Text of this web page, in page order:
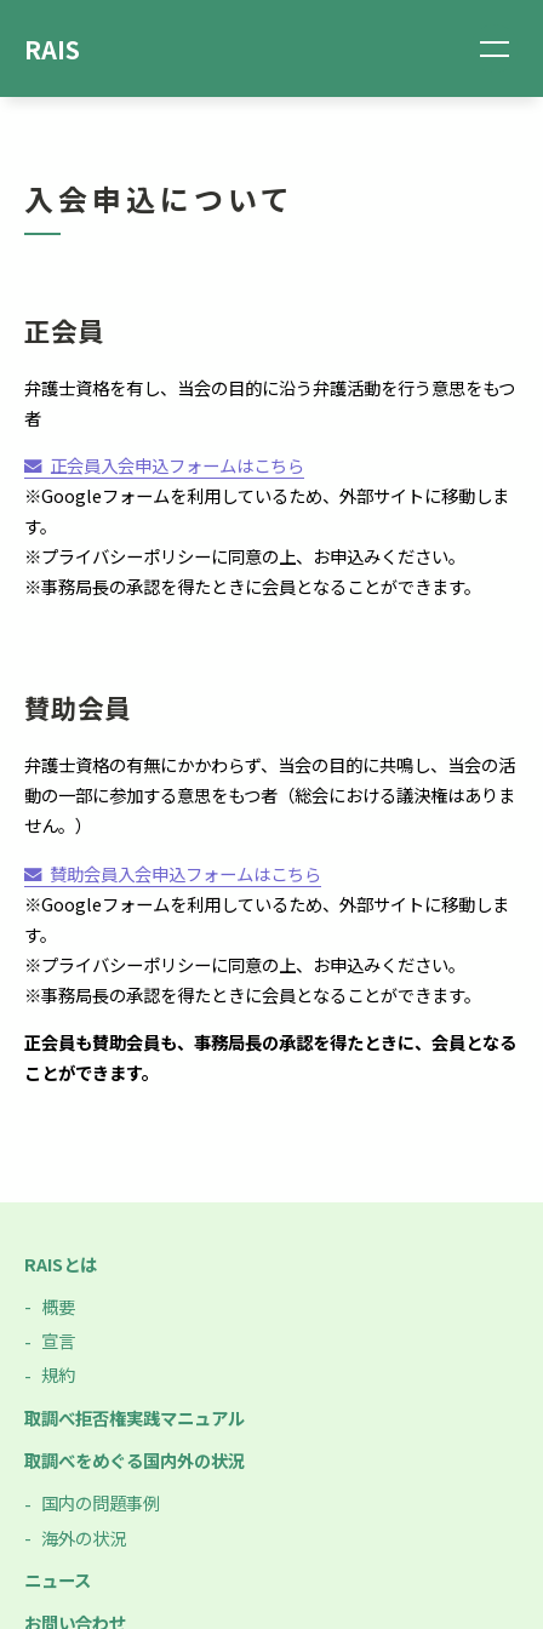
RAIS
入会申込について
正会員
弁護士資格を有し、当会の目的に沿う弁護活動を行う意思をもつ
者
正会員入会申込フォームはこちら
※Googleフォームを利用しているため、外部サイトに移動しま
す。
※プライバシーポリシーに同意の上、お申込みください。
※事務局長の承認を得たときに会員となることができます。
賛助会員
弁護士資格の有無にかかわらず、当会の目的に共鳴し、当会の活
動の一部に参加する意思をもつ者（総会における議決権はありま
せん。）
賛助会員入会申込フォームはこちら
※Googleフォームを利用しているため、外部サイトに移動しま
す。
※プライバシーポリシーに同意の上、お申込みください。
※事務局長の承認を得たときに会員となることができます。
正会員も賛助会員も、事務局長の承認を得たときに、会員となる
ことができます。
RAISとは
概要
宣言
規約
取調べ拒否権実践マニュアル
取調べをめぐる国内外の状況
国内の問題事例
海外の状況
ニュース
お問い合わせ